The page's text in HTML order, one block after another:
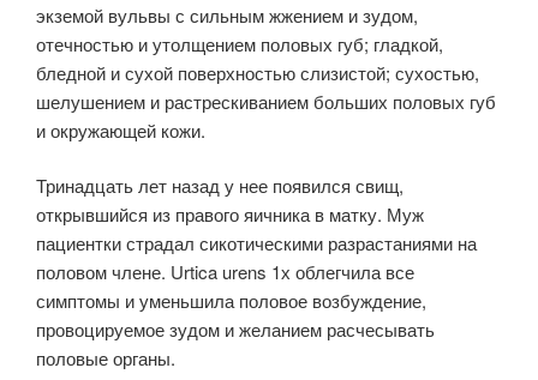
экземой вульвы с сильным жжением и зудом,
отечностью и утолщением половых губ; гладкой,
бледной и сухой поверхностью слизистой; сухостью,
шелушением и растрескиванием больших половых губ
и окружающей кожи.
Тринадцать лет назад у нее появился свищ,
открывшийся из правого яичника в матку. Муж
пациентки страдал сикотическими разрастаниями на
половом члене. Urtica urens 1х облегчила все
симптомы и уменьшила половое возбуждение,
провоцируемое зудом и желанием расчесывать
половые органы.